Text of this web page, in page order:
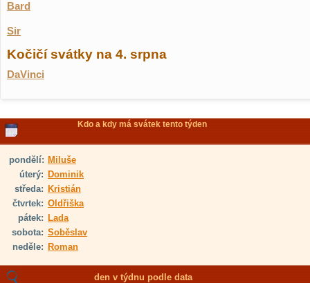
Bard
Sir
Kočičí svátky na 4. srpna
DaVinci
Kdo a kdy má svátek tento týden
pondělí: Miluše
úterý: Dominik
středa: Kristián
čtvrtek: Oldřiška
pátek: Lada
sobota: Soběslav
neděle: Roman
den v týdnu podle data